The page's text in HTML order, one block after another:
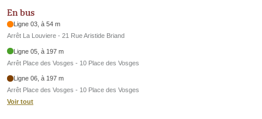
En bus
Ligne 03, à 54 m
Arrêt La Louviere - 21 Rue Aristide Briand
Ligne 05, à 197 m
Arrêt Place des Vosges - 10 Place des Vosges
Ligne 06, à 197 m
Arrêt Place des Vosges - 10 Place des Vosges
Voir tout